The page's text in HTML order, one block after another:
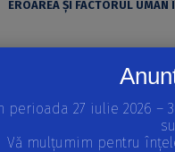
EROAREA ȘI FACTORUL UMAN
perioada 27 iulie 2026 –
Vă mulțumim pentru